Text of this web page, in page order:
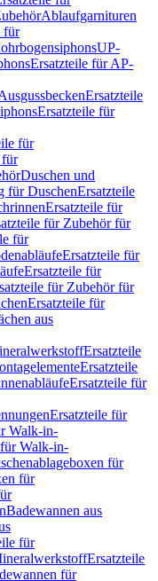
Ablaufgarnituren
für
UP-
Ersatzteile für AP-
Ersatzteile
Ersatzteile für
für
für
Duschen und
für DuschenErsatzteile
Ersatzteile für
für Zubehör für
für
Ersatzteile für
Ersatzteile für
für Zubehör für
Ersatzteile für
aus
Ersatzteile
Ersatzteile
Ersatzteile für
Ersatzteile für
Walk-in-
Walk-in-
für
für
Badewannen aus
für
Ersatzteile
für